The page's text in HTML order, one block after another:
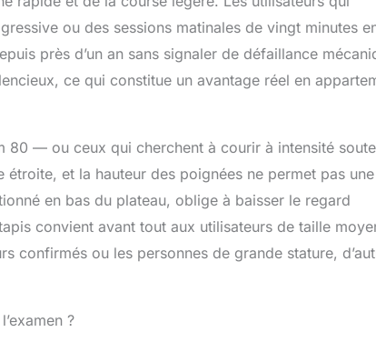
coussinets d’amortissement
alvéolaire, il forme un système
sur les articulations et offre
durabilité à chaque course.
ou des sessions matinales de vingt minutes
près d’un an sans signaler de défaillance
ce qui constitue un avantage réel en
80 — ou ceux qui cherchent à courir à intensité
et la hauteur des poignées ne permet pas une
en bas du plateau, oblige à baisser le regard
convient avant tout aux utilisateurs de taille
confirmés ou les personnes de grande stature,
?